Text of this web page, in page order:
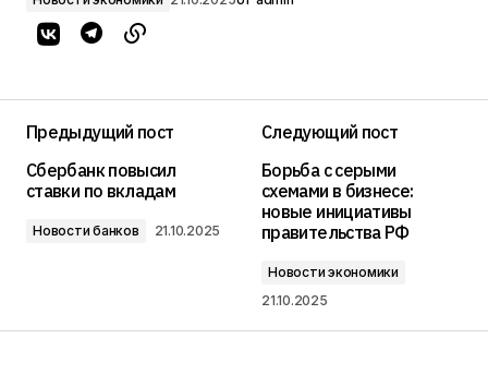
Предыдущий пост
Сбербанк повысил
ставки по вкладам
Новости банков 21.10.2025
Следующий пост
Борьба с серыми
схемами в бизнесе:
новые инициативы
правительства РФ
Новости экономики
21.10.2025